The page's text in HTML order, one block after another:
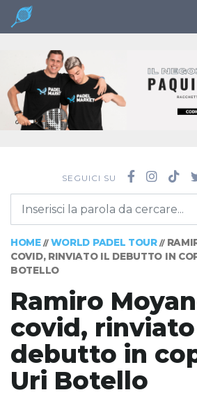
SEGUICI SU
HOME// WORLD PADEL TOUR//
COVID, RINVIATO IL DEBUTTO IN
BOTELLO
Ramiro
covid,
debutto in
Uri Botello